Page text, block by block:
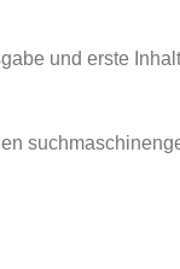
und erste